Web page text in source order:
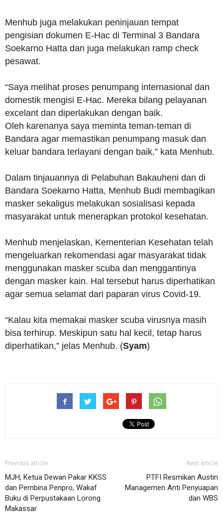
Menhub juga melakukan peninjauan tempat
pengisian dokumen E-Hac di Terminal 3 Bandara
Soekarno Hatta dan juga melakukan ramp check
pesawat.
“Saya melihat proses penumpang internasional dan
domestik mengisi E-Hac. Mereka bilang pelayanan
excelant dan diperlakukan dengan baik.
Oleh karenanya saya meminta teman-teman di
Bandara agar memastikan penumpang masuk dan
keluar bandara terlayani dengan baik,” kata Menhub.
Dalam tinjauannya di Pelabuhan Bakauheni dan di
Bandara Soekarno Hatta, Menhub Budi membagikan
masker sekaligus melakukan sosialisasi kepada
masyarakat untuk menerapkan protokol kesehatan.
Menhub menjelaskan, Kementerian Kesehatan telah
mengeluarkan rekomendasi agar masyarakat tidak
menggunakan masker scuba dan menggantinya
dengan masker kain. Hal tersebut harus diperhatikan
agar semua selamat dari paparan virus Covid-19.
“Kalau kita memakai masker scuba virusnya masih
bisa terhirup. Meskipun satu hal kecil, tetap harus
diperhatikan,” jelas Menhub. (Syam)
Previous article
MJH, Ketua Dewan Pakar KKSS
dan Pembina Penpro, Wakaf
Buku di Perpustakaan Lorong
Makassar
Next article
PTFI Resmikan Austin
Managemen Anti Penyuapan
dan WBS